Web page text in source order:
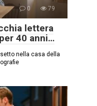
0 79
lettera
40 anni…
nella casa della